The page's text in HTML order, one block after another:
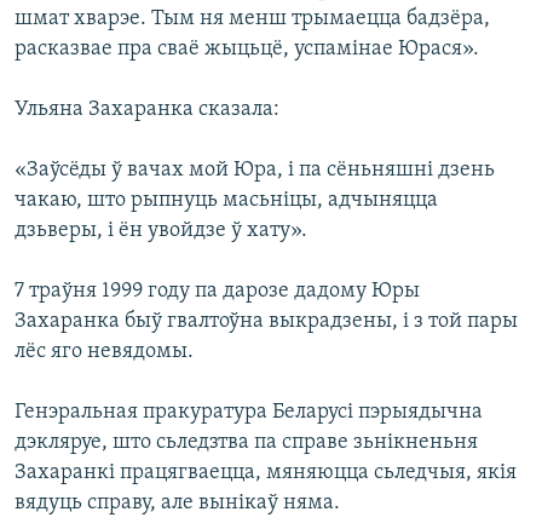
шмат хварэе. Тым ня менш трымаецца бадзёра,
расказвае пра сваё жыцьцё, успамінае Юрася».
Ульяна Захаранка сказала:
«Заўсёды ў вачах мой Юра, і па сёньняшні дзень
чакаю, што рыпнуць масьніцы, адчыняцца
дзьверы, і ён увойдзе ў хату».
7 траўня 1999 году па дарозе дадому Юры
Захаранка быў гвалтоўна выкрадзены, і з той пары
лёс яго невядомы.
Генэральная пракуратура Беларусі пэрыядычна
дэкляруе, што сьледзтва па справе зьнікненьня
Захаранкі працягваецца, мяняюцца сьледчыя, якія
вядуць справу, але вынікаў няма.